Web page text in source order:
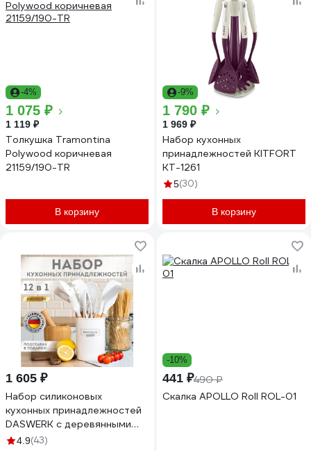
-4%
1 075 ₽
1 119 ₽
Толкушка Tramontina
Polywood коричневая
21159/190-TR
В корзину
-9%
1 790 ₽
1 969 ₽
Набор кухонных
принадлежностей KITFORT
КТ-1261
5(30)
В корзину
1 605 ₽
Набор силиконовых
кухонных принадлежностей
DASWERK с деревянными
ручками 12 в 1, молочный
4.9(43)
-10%
441 ₽490 ₽
Скалка APOLLO Roll ROL-01